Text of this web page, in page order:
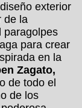
exterior
de la
paragolpes
para crear
en la
Zagato,
de todo el
de los